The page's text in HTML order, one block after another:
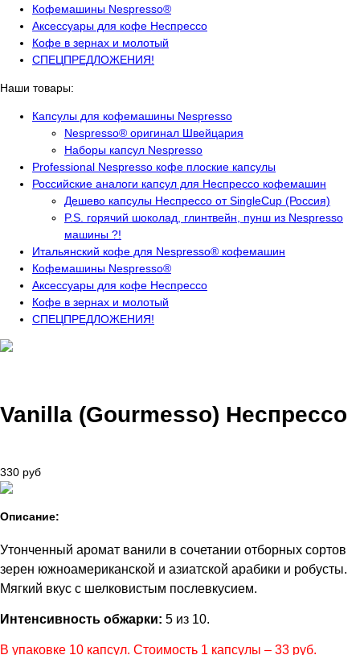
Кофемашины Nespresso®
Аксессуары для кофе Неспрессо
Кофе в зернах и молотый
СПЕЦПРЕДЛОЖЕНИЯ!
Наши товары:
Капсулы для кофемашины Nespresso
Nespresso® оригинал Швейцария
Наборы капсул Nespresso
Professional Nespresso кофе плоские капсулы
Российские аналоги капсул для Неспрессо кофемашин
Дешево капсулы Неспрессо от SingleCup (Россия)
P.S. горячий шоколад, глинтвейн, пунш из Nespresso
машины ?!
Итальянский кофе для Nespresso® кофемашин
Кофемашины Nespresso®
Аксессуары для кофе Неспрессо
Кофе в зернах и молотый
СПЕЦПРЕДЛОЖЕНИЯ!
Vanilla (Gourmesso) Неспрессо
330 руб
Описание:
Утонченный аромат ванили в сочетании отборных сортов
зерен южноамериканской и азиатской арабики и робусты.
Мягкий вкус с шелковистым послевкусием.
Интенсивность обжарки: 5 из 10.
В упаковке 10 капсул. Стоимость 1 капсулы – 33 руб.